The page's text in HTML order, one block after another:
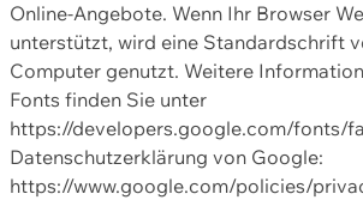
Online-Angebote. Wenn Ihr Browser
unterstützt, wird eine Standardschrift
Computer genutzt. Weitere
Fonts finden Sie unter
https://developers.google.com/fonts/
Datenschutzerklärung von Google:
https://www.google.com/policies/